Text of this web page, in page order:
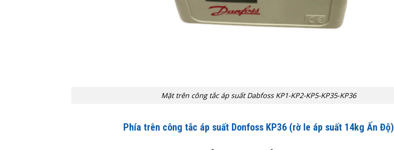
Mặt trên công tắc áp suất Dabfoss KP1-KP2-KP5-KP35-KP36
Phía trên công tắc áp suất Donfoss KP36 (rờ le áp suất 14kg Ấn Độ)